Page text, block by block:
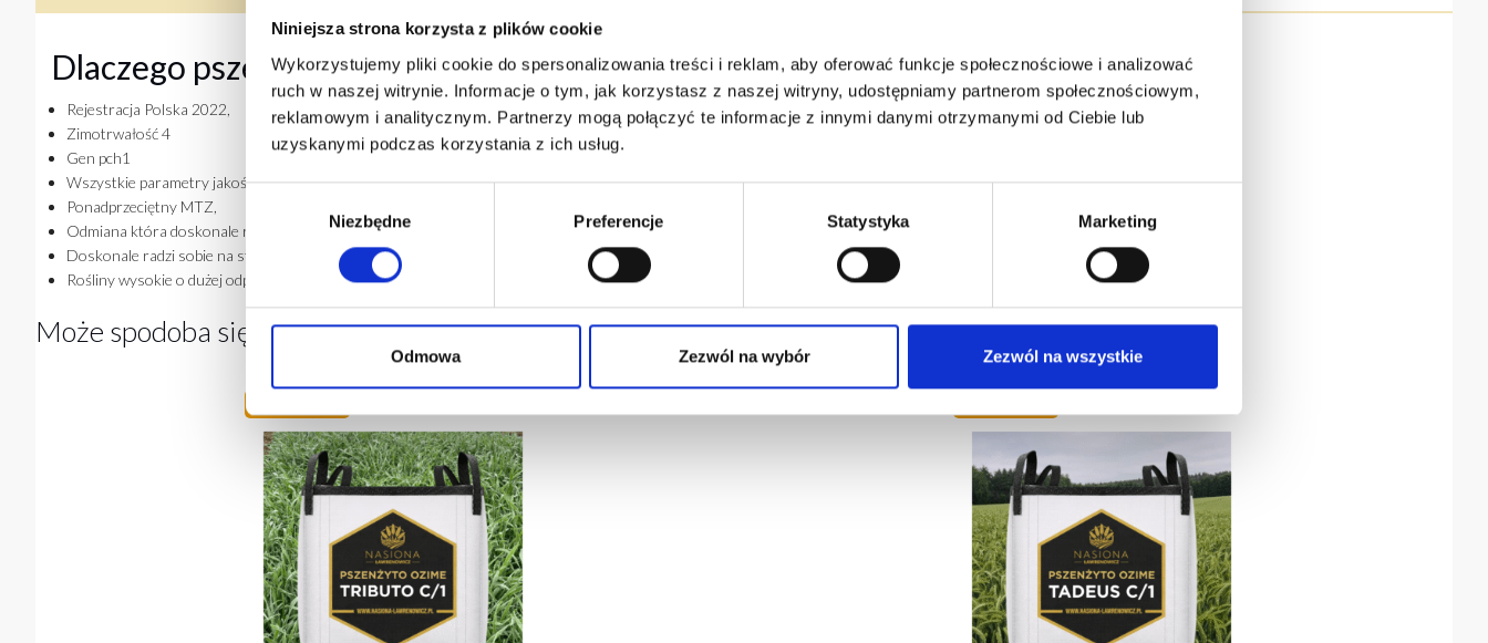
Niniejsza strona korzysta z plików cookie
Wykorzystujemy pliki cookie do spersonalizowania treści i reklam, aby oferować funkcje społecznościowe i analizować
ruch w naszej witrynie. Informacje o tym, jak korzystasz z naszej witryny, udostępniamy partnerom społecznościowym,
reklamowym i analitycznym. Partnerzy mogą połączyć te informacje z innymi danymi otrzymanymi od Ciebie lub
uzyskanymi podczas korzystania z ich usług.
W
ó
z
g
d
Niezbędne Preferencje Statystyka Marketing
Odmowa Zezwól na wybór Zezwól na wszystkie
Dlaczego pszenica ozima Pallas?
Rejestracja Polska 2022,
Zimotrwałość 4
Gen pch1
Wszystkie parametry jakościowe równe lub wyższe niż PATRAS
Ponadprzeciętny MTZ,
Odmiana która doskonale reguluje gospodarkę wodną, co pozwala jej osiągać doskonałe wyniki w suchych latach,
Doskonale radzi sobie na stanowiskach o nieregulowanym pH,
Rośliny wysokie o dużej odporności na wyleganie.
Może spodoba się również…